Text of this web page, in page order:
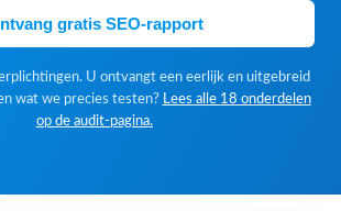
gratis SEO-rapport
U ontvangt een eerlijk en uitgebreid
wat we precies testen? Lees alle 18 onderdelen
op de audit-pagina.